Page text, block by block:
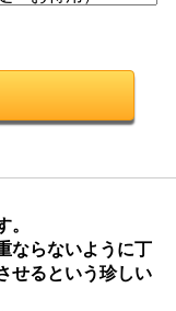
。
ならないように丁
せるという珍しい